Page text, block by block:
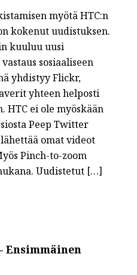
myötä HTC:n
kokenut uudistuksen.
kuuluu uusi
sosiaaliseen
yhdistyy Flickr,
yhteen helposti
ei ole myöskään
Peep Twitter
omat videot
Pinch-to-zoom
Uudistetut […]
Ensimmäinen